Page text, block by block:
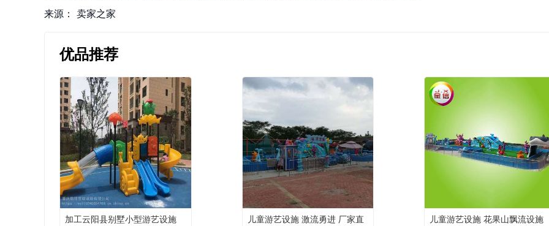
来源： 卖家之家
优品推荐
加工云阳县别墅小型游艺设施
儿童游艺设施 激流勇进 厂家直
儿童游艺设施 花果山飘流设施